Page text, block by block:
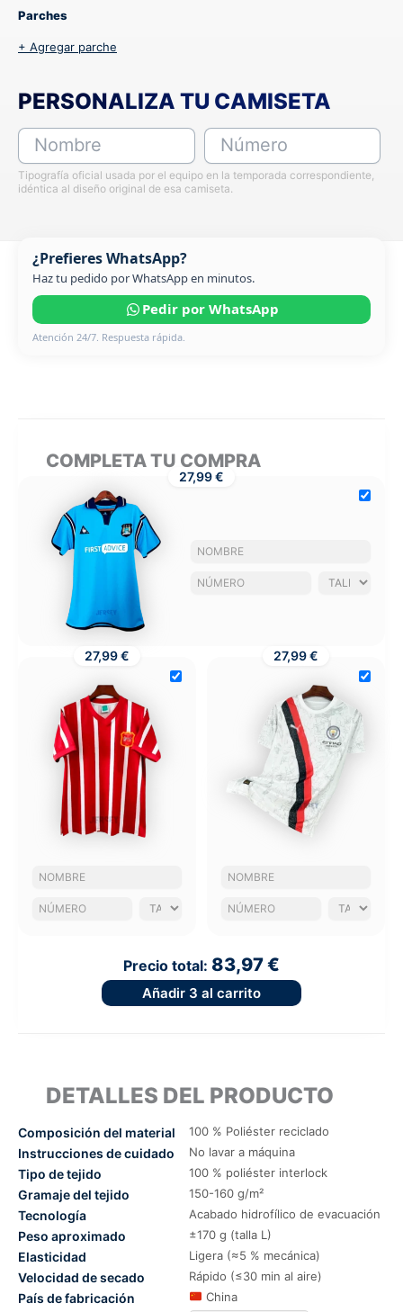
Parches
+ Agregar parche
PERSONALIZA TU CAMISETA
Nombre Número
Tipografía oficial usada por el equipo en la temporada correspondiente,
idéntica al diseño original de esa camiseta.
¿Prefieres WhatsApp?
Haz tu pedido por WhatsApp en minutos.
Pedir por WhatsApp
Atención 24/7. Respuesta rápida.
COMPLETA TU COMPRA
27,99 €
27,99 € 27,99 €
Precio total: 83,97 €
Añadir 3 al carrito
DETALLES DEL PRODUCTO
Composición del material 100 % Poliéster reciclado
Instrucciones de cuidado No lavar a máquina
Tipo de tejido 100 % poliéster interlock
Gramaje del tejido 150-160 g/m²
Tecnología Acabado hidrofílico de evacuación
Peso aproximado ±170 g (talla L)
Elasticidad Ligera (≈5 % mecánica)
Velocidad de secado Rápido (≤30 min al aire)
País de fabricación China